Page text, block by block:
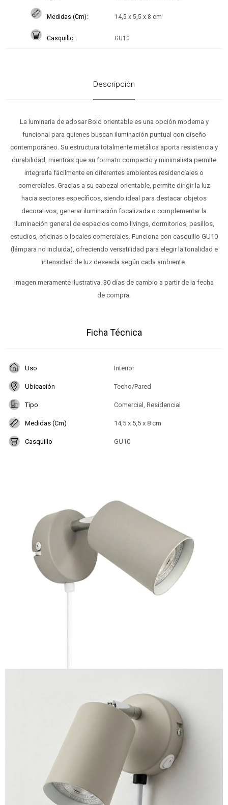
Medidas (Cm) 14,5 x 5,5 x 8 cm
Casquillo GU10
Descripción
La luminaria de adosar Bold orientable es una opción moderna y
funcional para quienes buscan iluminación puntual con diseño
contemporáneo. Su estructura totalmente metálica aporta resistencia y
durabilidad, mientras que su formato compacto y minimalista permite
integrarla fácilmente en diferentes ambientes residenciales o
comerciales. Gracias a su cabezal orientable, permite dirigir la luz
hacia sectores específicos, siendo ideal para destacar objetos
decorativos, generar iluminación focalizada o complementar la
iluminación general de espacios como livings, dormitorios, pasillos,
estudios, oficinas o locales comerciales. Funciona con casquillo GU10
(lámpara no incluida), ofreciendo versatilidad para elegir la tonalidad e
intensidad de luz deseada según cada ambiente.
Imagen meramente ilustrativa. 30 días de cambio a partir de la fecha
de compra.
Ficha Técnica
Uso Interior
Ubicación Techo/Pared
Tipo Comercial, Residencial
Medidas (Cm) 14,5 x 5,5 x 8 cm
Casquillo GU10